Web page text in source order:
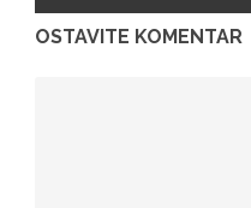
OSTAVITE KOMENTAR